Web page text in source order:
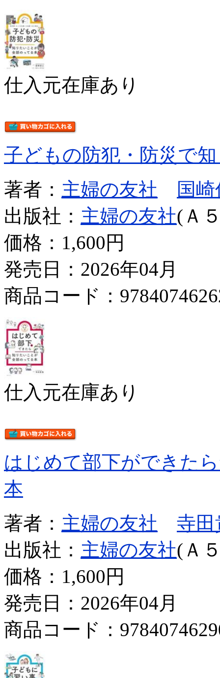
仕入元在庫あり
子どもの防犯・防災で
著者： 主婦の友社
国
出版社： 主婦の友社(Ａ
価格： 1,600円
発売日：2026年04月
商品コード：
仕入元在庫あり
はじめて部下ができた
本
著者： 主婦の友社
寺田
出版社： 主婦の友社(Ａ
価格： 1,600円
発売日：2026年04月
商品コード：